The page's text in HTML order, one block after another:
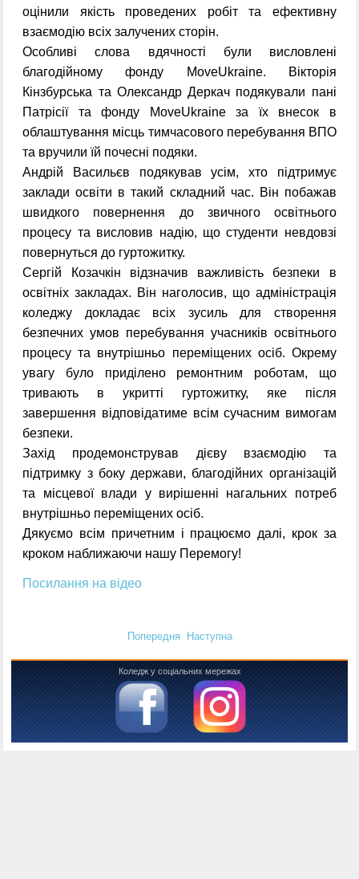
оцінили якість проведених робіт та ефективну
взаємодію всіх залучених сторін.
Особливі слова вдячності були висловлені
благодійному фонду MoveUkraine. Вікторія
Кінзбурська та Олександр Деркач подякували пані
Патрісії та фонду MoveUkraine за їх внесок в
облаштування місць тимчасового перебування ВПО
та вручили їй почесні подяки.
Андрій Васильєв подякував усім, хто підтримує
заклади освіти в такий складний час. Він побажав
швидкого повернення до звичного освітнього
процесу та висловив надію, що студенти невдовзі
повернуться до гуртожитку.
Сергій Козачкін відзначив важливість безпеки в
освітніх закладах. Він наголосив, що адміністрація
коледжу докладає всіх зусиль для створення
безпечних умов перебування учасників освітнього
процесу та внутрішньо переміщених осіб. Окрему
увагу було приділено ремонтним роботам, що
тривають в укритті гуртожитку, яке після
завершення відповідатиме всім сучасним вимогам
безпеки.
Захід продемонстрував дієву взаємодію та
підтримку з боку держави, благодійних організацій
та місцевої влади у вирішенні нагальних потреб
внутрішньо переміщених осіб.
Дякуємо всім причетним і працюємо далі, крок за
кроком наближаючи нашу Перемогу!
Посилання на відео
Попередня Наступна
Коледж у соціальних мережах